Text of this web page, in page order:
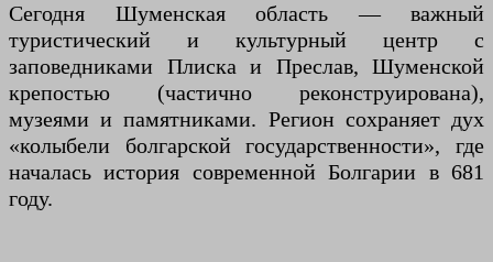
Сегодня Шуменская область — важный
туристический и культурный центр с
заповедниками Плиска и Преслав, Шуменской
крепостью (частично реконструирована),
музеями и памятниками. Регион сохраняет дух
«колыбели болгарской государственности», где
началась история современной Болгарии в 681
году.